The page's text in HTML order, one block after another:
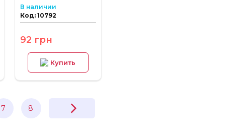
В наличии
Код: 10792
92 грн
Купить
7 8